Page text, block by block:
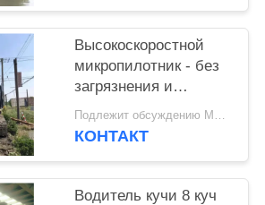
Высокоскоростной
микропилотник - без
загрязнения и
высокая
эффективность
Подлежит обсуждению MOQ:1
КОНТАКТ
Водитель кучи 8 куч